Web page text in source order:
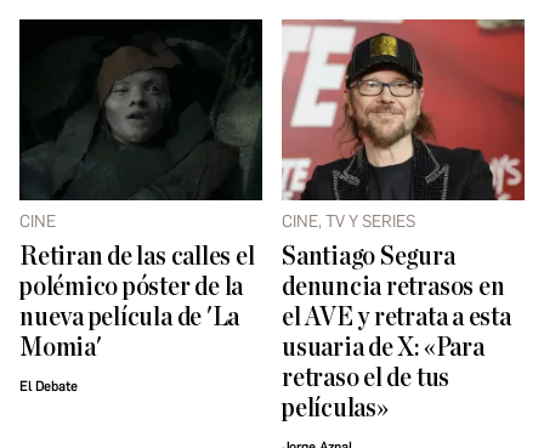
CINE
Retiran de las calles el
polémico póster de la
nueva película de 'La
Momia'
El Debate
CINE, TV Y SERIES
Santiago Segura
denuncia retrasos en
el AVE y retrata a esta
usuaria de X: «Para
retraso el de tus
películas»